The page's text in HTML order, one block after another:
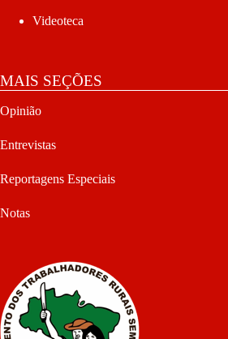
Videoteca
MAIS SEÇÕES
Opinião
Entrevistas
Reportagens Especiais
Notas